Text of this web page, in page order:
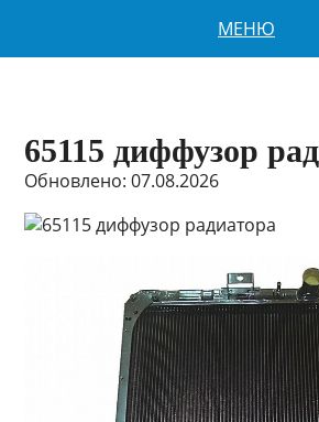
МЕНЮ
65115 диффузор
Обновлено: 07.08.2026